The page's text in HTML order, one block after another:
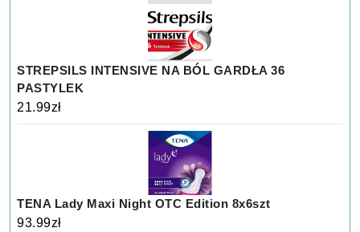
STREPSILS INTENSIVE NA BÓL GARDŁA 36
PASTYLEK
21.99zł
TENA Lady Maxi Night OTC Edition 8x6szt
93.99zł